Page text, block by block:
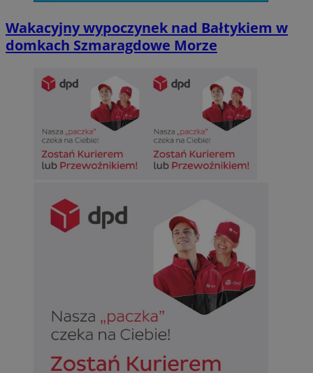
Wakacyjny wypoczynek nad Bałtykiem w
domkach Szmaragdowe Morze